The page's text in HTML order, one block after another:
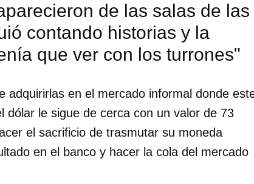
primero has de iniciar sesión con tu
INICIAR SESIÓN CANCELAR
de las salas de las
contando historias y la
que ver con los turrones"
adquirirlas en el mercado informal donde
le sigue de cerca con un valor de 73
el sacrificio de trasmutar su moneda
en el banco y hacer la cola del mercado